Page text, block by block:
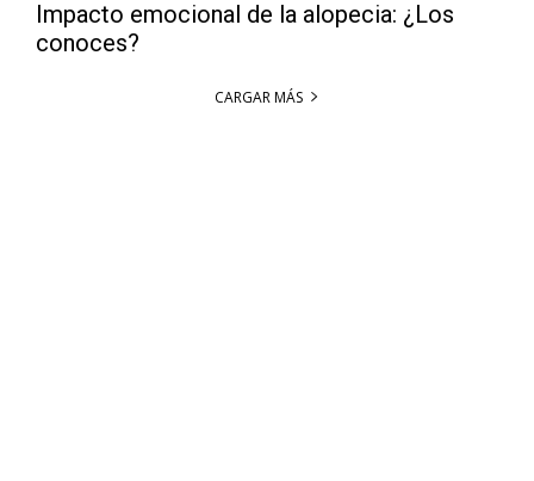
Impacto emocional de la alopecia: ¿Los
conoces?
CARGAR MÁS